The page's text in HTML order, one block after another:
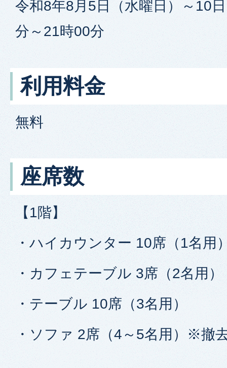
令和8年8月5日（水曜日）～10
分～21時00分
利用料金
無料
座席数
【1階】
・ハイカウンター 10席（1名用
・カフェテーブル 3席（2名用）
・テーブル 10席（3名用）
・ソファ 2席（4～5名用）※撤